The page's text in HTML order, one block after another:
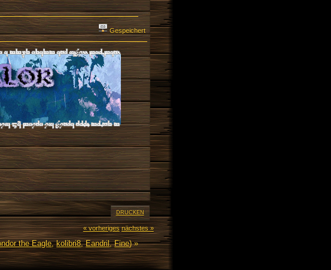
Gespeichert
DRUCKEN
« vorheriges nächstes »
the Eagle,kolibri8,Eandril,Fine) »